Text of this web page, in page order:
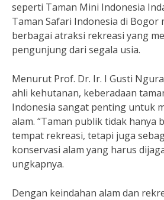
seperti Taman Mini Indonesia
Taman Safari Indonesia di Bogor
berbagai atraksi rekreasi yang
pengunjung dari segala usia.
Menurut Prof. Dr. Ir. I Gusti
ahli kehutanan, keberadaan
Indonesia sangat penting untuk
alam. “Taman publik tidak hanya
tempat rekreasi, tetapi juga
konservasi alam yang harus
ungkapnya.
Dengan keindahan alam dan